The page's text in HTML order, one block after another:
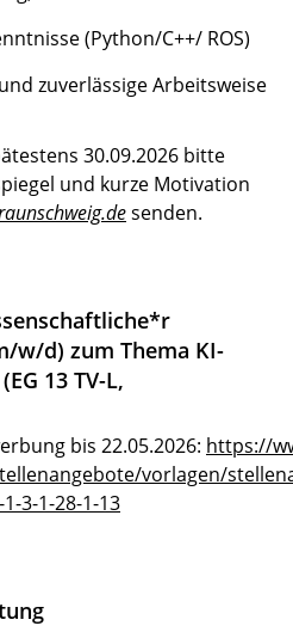
(Python/C++/ ROS)
zuverlässige Arbeitsweise
30.09.2026 bitte
und kurze Motivation
senden.
w/d) zum Thema KI-
13 TV-L,
bis 22.05.2026: https://
vorlagen/
3-1-28-1-13